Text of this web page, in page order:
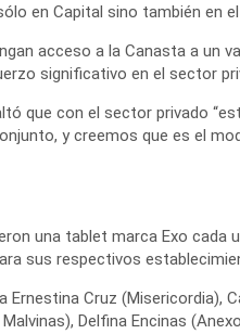
en Capital sino también en
acceso a la Canasta a un
significativo en el sector
que con el sector privado
y creemos que es el
una tablet marca Exo
sus respectivos
Ernestina Cruz (Misericordia),
Delfina Encinas